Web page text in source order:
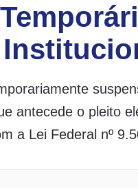
antecede o pleito
a Lei Federal nº